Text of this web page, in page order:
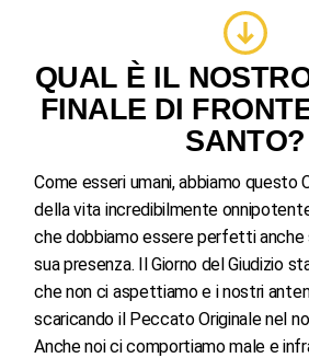
QUAL È IL
FINALE DI
SANTO?
Come esseri umani, abbiamo questo
della vita incredibilmente
che dobbiamo essere perfetti anche
sua presenza. Il Giorno del Giudizio
che non ci aspettiamo e i nostri
scaricando il Peccato Originale nel
Anche noi ci comportiamo male e